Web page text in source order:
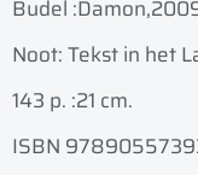
Budel :Damon,
Noot: Tekst in het
143 p. :21 cm.
ISBN